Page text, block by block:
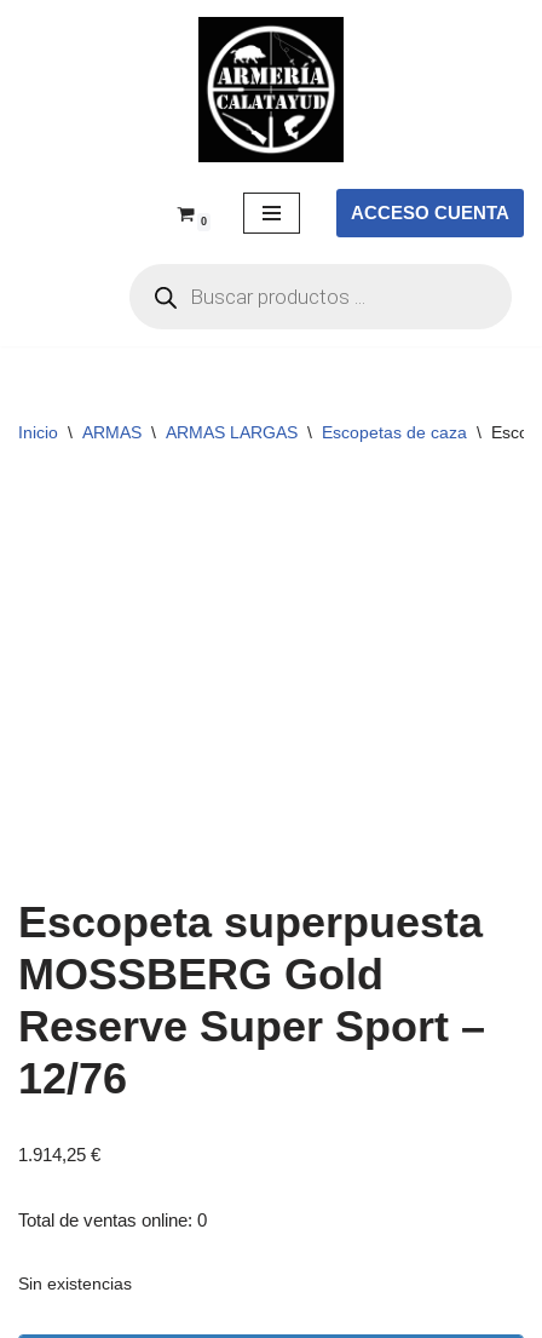
0 ACCESO CUENTA
Inicio \ ARMAS \ ARMAS LARGAS \ Escopetas de caza \
Escopeta superpuesta
MOSSBERG Gold
Reserve Super Sport –
12/76
1.914,25 €
Total de ventas online: 0
Sin existencias